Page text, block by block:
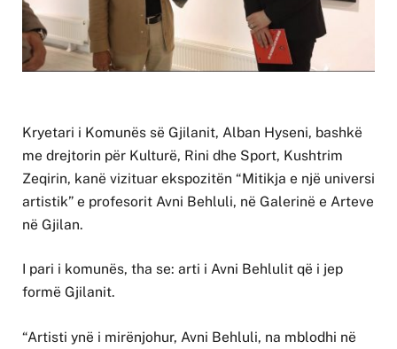
Kryetari i Komunës së Gjilanit, Alban Hyseni, bashkë
me drejtorin për Kulturë, Rini dhe Sport, Kushtrim
Zeqirin, kanë vizituar ekspozitën “Mitikja e një universi
artistik” e profesorit Avni Behluli, në Galerinë e Arteve
në Gjilan.
I pari i komunës, tha se: arti i Avni Behlulit që i jep
formë Gjilanit.
“Artisti ynë i mirënjohur, Avni Behluli, na mblodhi në